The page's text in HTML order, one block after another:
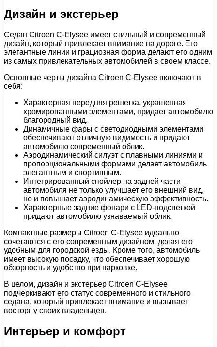
Дизайн и экстерьер
Седан Citroen C-Elysee имеет стильный и современный
дизайн, который привлекает внимание на дороге. Его
элегантные линии и грациозная форма делают его одним
из самых привлекательных автомобилей в своем классе.
Основные черты дизайна Citroen C-Elysee включают в
себя:
Характерная передняя решетка, украшенная
хромированными элементами, придает автомобилю
благородный вид.
Динамичные фары с светодиодными элементами
обеспечивают отличную видимость и придают
автомобилю современный облик.
Аэродинамический силуэт с плавными линиями и
пропорциональными формами делает автомобиль
элегантным и спортивным.
Интегрированный спойлер на задней части
автомобиля не только улучшает его внешний вид,
но и повышает аэродинамическую эффективность.
Характерные задние фонари с LED-подсветкой
придают автомобилю узнаваемый облик.
Компактные размеры Citroen C-Elysee идеально
сочетаются с его современным дизайном, делая его
удобным для городской езды. Кроме того, автомобиль
имеет высокую посадку, что обеспечивает хорошую
обзорность и удобство при парковке.
В целом, дизайн и экстерьер Citroen C-Elysee
подчеркивают его статус современного и стильного
седана, который привлекает внимание и вызывает
восторг у своих владельцев.
Интерьер и комфорт